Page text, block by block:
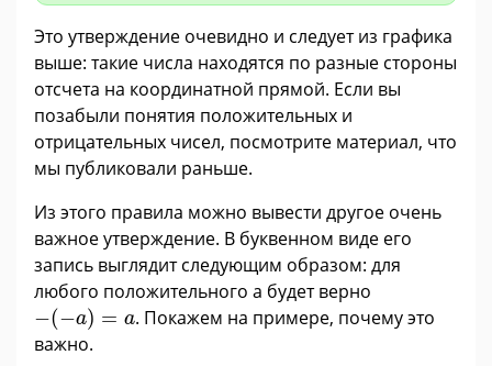
Это утверждение очевидно и следует из графика
выше: такие числа находятся по разные стороны
отсчета на координатной прямой. Если вы
позабыли понятия положительных и
отрицательных чисел, посмотрите материал, что
мы публиковали раньше.
Из этого правила можно вывести другое очень
важное утверждение. В буквенном виде его
запись выглядит следующим образом: для
любого положительного a будет верно
−(−a) = a
−(−a)=a
. Покажем на примере, почему это
важно.